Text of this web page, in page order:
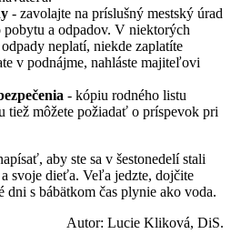
- zavolajte na príslušný mestský úrad
pobytu a odpadov. V niektorých
neplatí, niekde zaplatíte
v podnájme, nahláste majiteľovi
- kópiu rodného listu
tiež môžete požiadať o príspevok pri
aby ste sa v šestonedelí stali
svoje dieťa. Veľa jedzte, dojčite
s bábätkom čas plynie ako voda.
Autor: Lucie Kliková, DiS.